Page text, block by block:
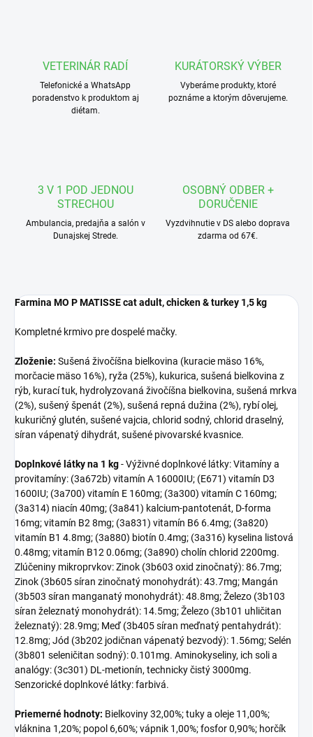
VETERINÁR RADÍ
Telefonické a WhatsApp
poradenstvo k produktom aj
diétam.
KURÁTORSKÝ VÝBER
Vyberáme produkty, ktoré
poznáme a ktorým dôverujeme.
3 V 1 POD JEDNOU
STRECHOU
Ambulancia, predajňa a salón v
Dunajskej Strede.
OSOBNÝ ODBER +
DORUČENIE
Vyzdvihnutie v DS alebo doprava
zdarma od 67€.
Farmina MO P MATISSE cat adult, chicken & turkey 1,5 kg
Kompletné krmivo pre dospelé mačky.
Zloženie: Sušená živočíšna bielkovina (kuracie mäso 16%,
morčacie mäso 16%), ryža (25%), kukurica, sušená bielkovina z
rýb, kurací tuk, hydrolyzovaná živočíšna bielkovina, sušená mrkva
(2%), sušený špenát (2%), sušená repná dužina (2%), rybí olej,
kukuričný glutén, sušené vajcia, chlorid sodný, chlorid draselný,
síran vápenatý dihydrát, sušené pivovarské kvasnice.
Doplnkové látky na 1 kg- Výživné doplnkové látky: Vitamíny a
provitamíny: (3a672b) vitamín A 16000IU; (E671) vitamín D3
1600IU; (3a700) vitamín E 160mg; (3a300) vitamín C 160mg;
(3a314) niacín 40mg; (3a841) kalcium-pantotenát, D-forma
16mg; vitamín B2 8mg; (3a831) vitamín B6 6.4mg; (3a820)
vitamín B1 4.8mg; (3a880) biotín 0.4mg; (3a316) kyselina listová
0.48mg; vitamín B12 0.06mg; (3a890) cholín chlorid 2200mg.
Zlúčeniny mikroprvkov: Zinok (3b603 oxid zinočnatý): 86.7mg;
Zinok (3b605 síran zinočnatý monohydrát): 43.7mg; Mangán
(3b503 síran manganatý monohydrát): 48.8mg; Železo (3b103
síran železnatý monohydrát): 14.5mg; Železo (3b101 uhličitan
železnatý): 28.9mg; Meď (3b405 síran meďnatý pentahydrát):
12.8mg; Jód (3b202 jodičnan vápenatý bezvodý): 1.56mg; Selén
(3b801 seleničitan sodný): 0.101mg. Aminokyseliny, ich soli a
analógy: (3c301) DL-metionín, technicky čistý 3000mg.
Senzorické doplnkové látky: farbivá.
Priemerné hodnoty: Bielkoviny 32,00%; tuky a oleje 11,00%;
vláknina 1,20%; popol 6,60%; vápnik 1,00%; fosfor 0,90%; horčík